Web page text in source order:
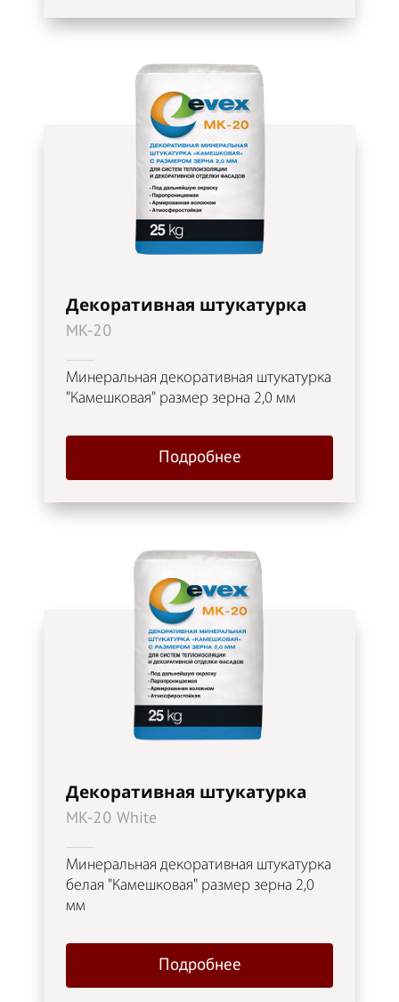
Декоративная штукатурка
MK-20
Минеральная декоративная штукатурка
"Камешковая" размер зерна 2,0 мм
Подробнее
Декоративная штукатурка
MK-20 White
Минеральная декоративная штукатурка
белая "Камешковая" размер зерна 2,0
мм
Подробнее